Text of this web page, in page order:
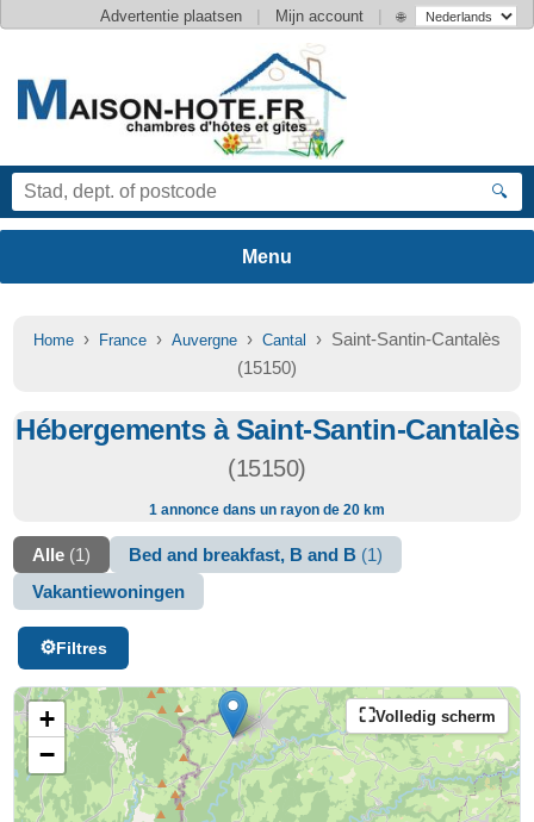
Advertentie plaatsen | Mijn account | 🌐
🔍
Home › France › Auvergne › Cantal
› Saint-Santin-Cantalès
(15150)
Hébergements à Saint-Santin-Cantalès
(15150)
1 annonce dans un rayon de 20 km
Alle (1) Bed and breakfast, B and B (1)
Vakantiewoningen
Filtres
Volledig scherm
+
−